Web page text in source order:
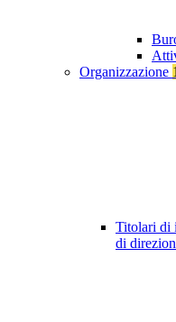
Organizzazione 1
Titolari di
di